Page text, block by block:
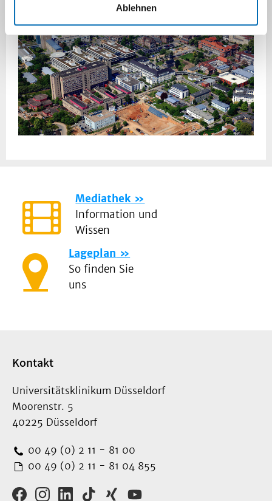
Ablehnen
Mediathek
Information und
Wissen
Lageplan
So finden Sie
uns
Kontakt
Universitätsklinikum Düsseldorf
Moorenstr. 5
40225 Düsseldorf
00 49 (0) 2 11 - 81 00
00 49 (0) 2 11 - 81 04 855